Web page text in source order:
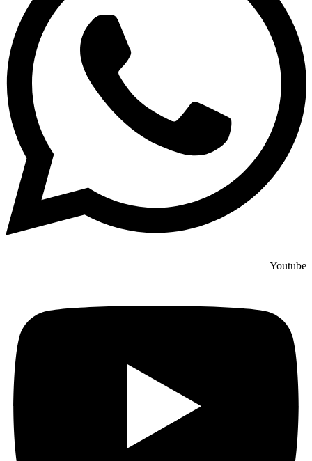
Youtube